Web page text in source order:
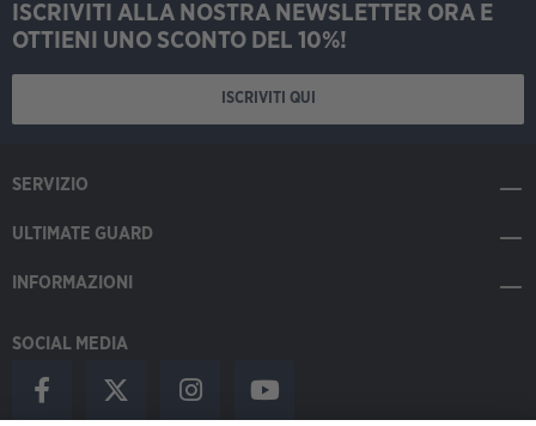
ISCRIVITI ALLA NOSTRA NEWSLETTER ORA E
OTTIENI UNO SCONTO DEL 10%!
ISCRIVITI QUI
SERVIZIO
ULTIMATE GUARD
INFORMAZIONI
SOCIAL MEDIA